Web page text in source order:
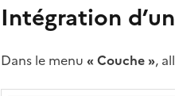
Intégration
Dans le menu « Couche »,